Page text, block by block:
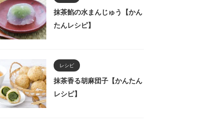
抹茶餡の水まんじゅう【かん
たんレシピ】
レシピ
抹茶香る胡麻団子【かんたん
レシピ】